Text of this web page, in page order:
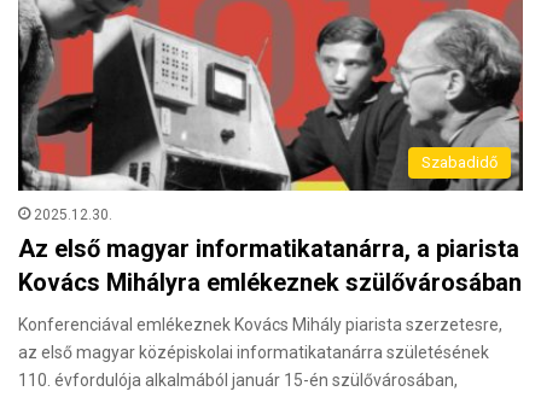
Szabadidő
2025.12.30.
Az első magyar informatikatanárra, a piarista
Kovács Mihályra emlékeznek szülővárosában
Konferenciával emlékeznek Kovács Mihály piarista szerzetesre,
az első magyar középiskolai informatikatanárra születésének
110. évfordulója alkalmából január 15-én szülővárosában,